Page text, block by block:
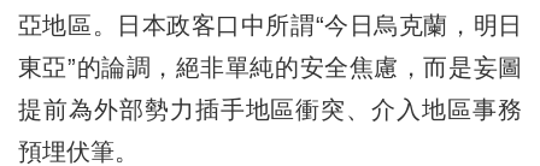
亞地區。日本政客口中所謂“今日烏克蘭，明日
東亞”的論調，絕非單純的安全焦慮，而是妄圖
提前為外部勢力插手地區衝突、介入地區事務
預埋伏筆。